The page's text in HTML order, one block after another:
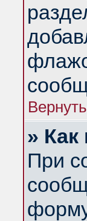
»
При